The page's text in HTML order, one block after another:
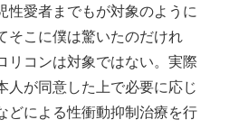
性愛者までもが対象のように
そこに僕は驚いたのだけれ
リコンは対象ではない。実際
人が同意した上で必要に応じ
どによる性衝動抑制治療を行